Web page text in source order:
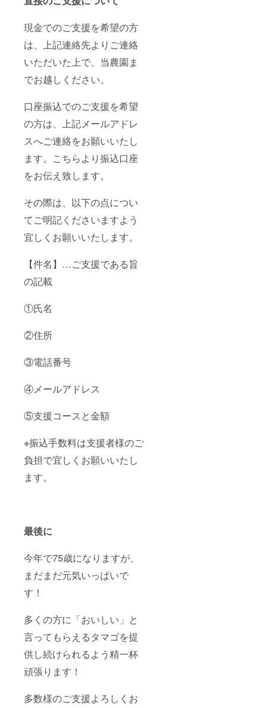
現金でのご支援を希望の方
は、上記連絡先よりご連絡
いただいた上で、当農園ま
でお越しください。
口座振込でのご支援を希望
の方は、上記メールアドレ
スへご連絡をお願いいたし
ます。こちらより振込口座
をお伝え致します。
その際は、以下の点につい
てご明記くださいますよう
宜しくお願いいたします。
【件名】…ご支援である旨
の記載
①氏名
②住所
③電話番号
④メールアドレス
⑤支援コースと金額
※振込手数料は支援者様のご
負担で宜しくお願いいたし
ます。
最後に
今年で75歳になりますが、
まだまだ元気いっぱいで
す！
多くの方に「おいしい」と
言ってもらえるタマゴを提
供し続けられるよう精一杯
頑張ります！
多数様のご支援よろしくお